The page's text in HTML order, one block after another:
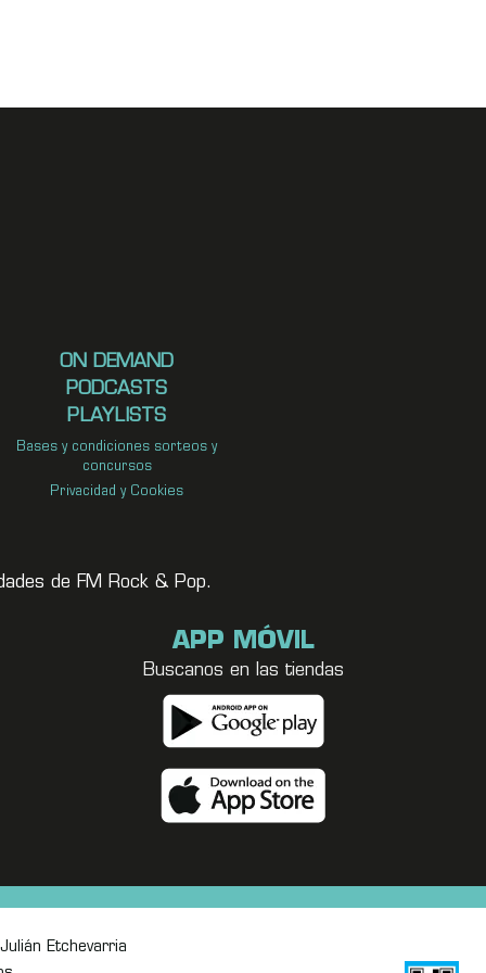
ON DEMAND
PODCASTS
PLAYLISTS
Bases y condiciones sorteos y
concursos
Privacidad y Cookies
de FM Rock & Pop.
APP MÓVIL
Buscanos en las tiendas
Etchevarria